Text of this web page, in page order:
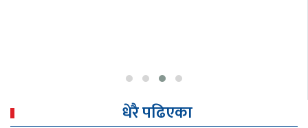
धेरै पढिएका